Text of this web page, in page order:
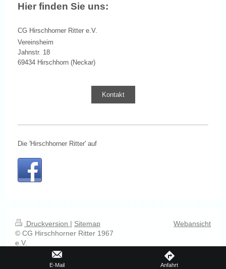
Hier finden Sie uns:
CG Hirschhorner Ritter e.V.
Vereinsheim
Jahnstr. 18
69434 Hirschhorn (Neckar)
Kontakt
Die 'Hirschhorner Ritter' auf
Druckversion | Sitemap
© CG Hirschhorner Ritter 1967
e.V.
Webansicht
E-Mail Anfahrt